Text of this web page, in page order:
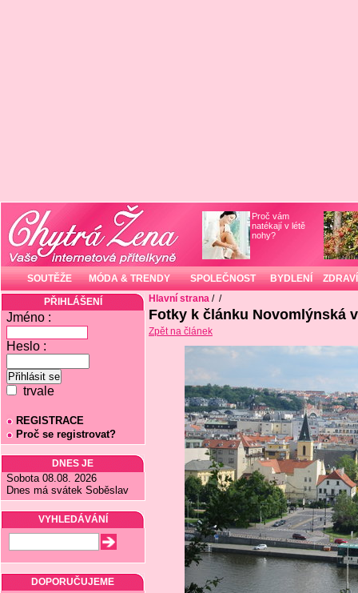
Proč vám
natékají v létě
nohy?
SOUTĚŽE MÓDA & TRENDY SPOLEČNOST BYDLENÍ ZDRAVÍ
PŘIHLÁŠENÍ
Jméno :
Heslo :
trvale
REGISTRACE
Proč se registrovat?
DNES JE
Sobota 08.08. 2026
Dnes má svátek Soběslav
VYHLEDÁVÁNÍ
DOPORUČUJEME
Hlavní strana / /
Fotky k článku Novomlýnská
Zpět na článek